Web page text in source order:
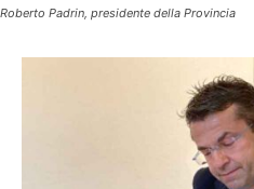
Roberto Padrin, presidente della Provincia